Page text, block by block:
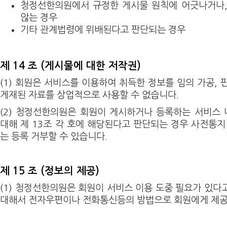
청정선한의원에서 규정한 게시물 원칙에 어긋나거
않는 경우
기타 관계법령에 위배된다고 판단되는 경우
제 14 조 (게시물에 대한 저작권)
(1) 회원은 서비스를 이용하여 취득한 정보를 임의 가공,
게재된 자료를 상업적으로 사용할 수 없습니다.
(2) 청정선한의원은 회원이 게시하거나 등록하는 서비스
대해 제 13조 각 호에 해당된다고 판단되는 경우 사전통
는 등록 거부할 수 있습니다.
제 15 조 (정보의 제공)
(1) 청정선한의원은 회원이 서비스 이용 도중 필요가 있다
대해서 전자우편이나 전화통신등의 방법으로 회원에게 제